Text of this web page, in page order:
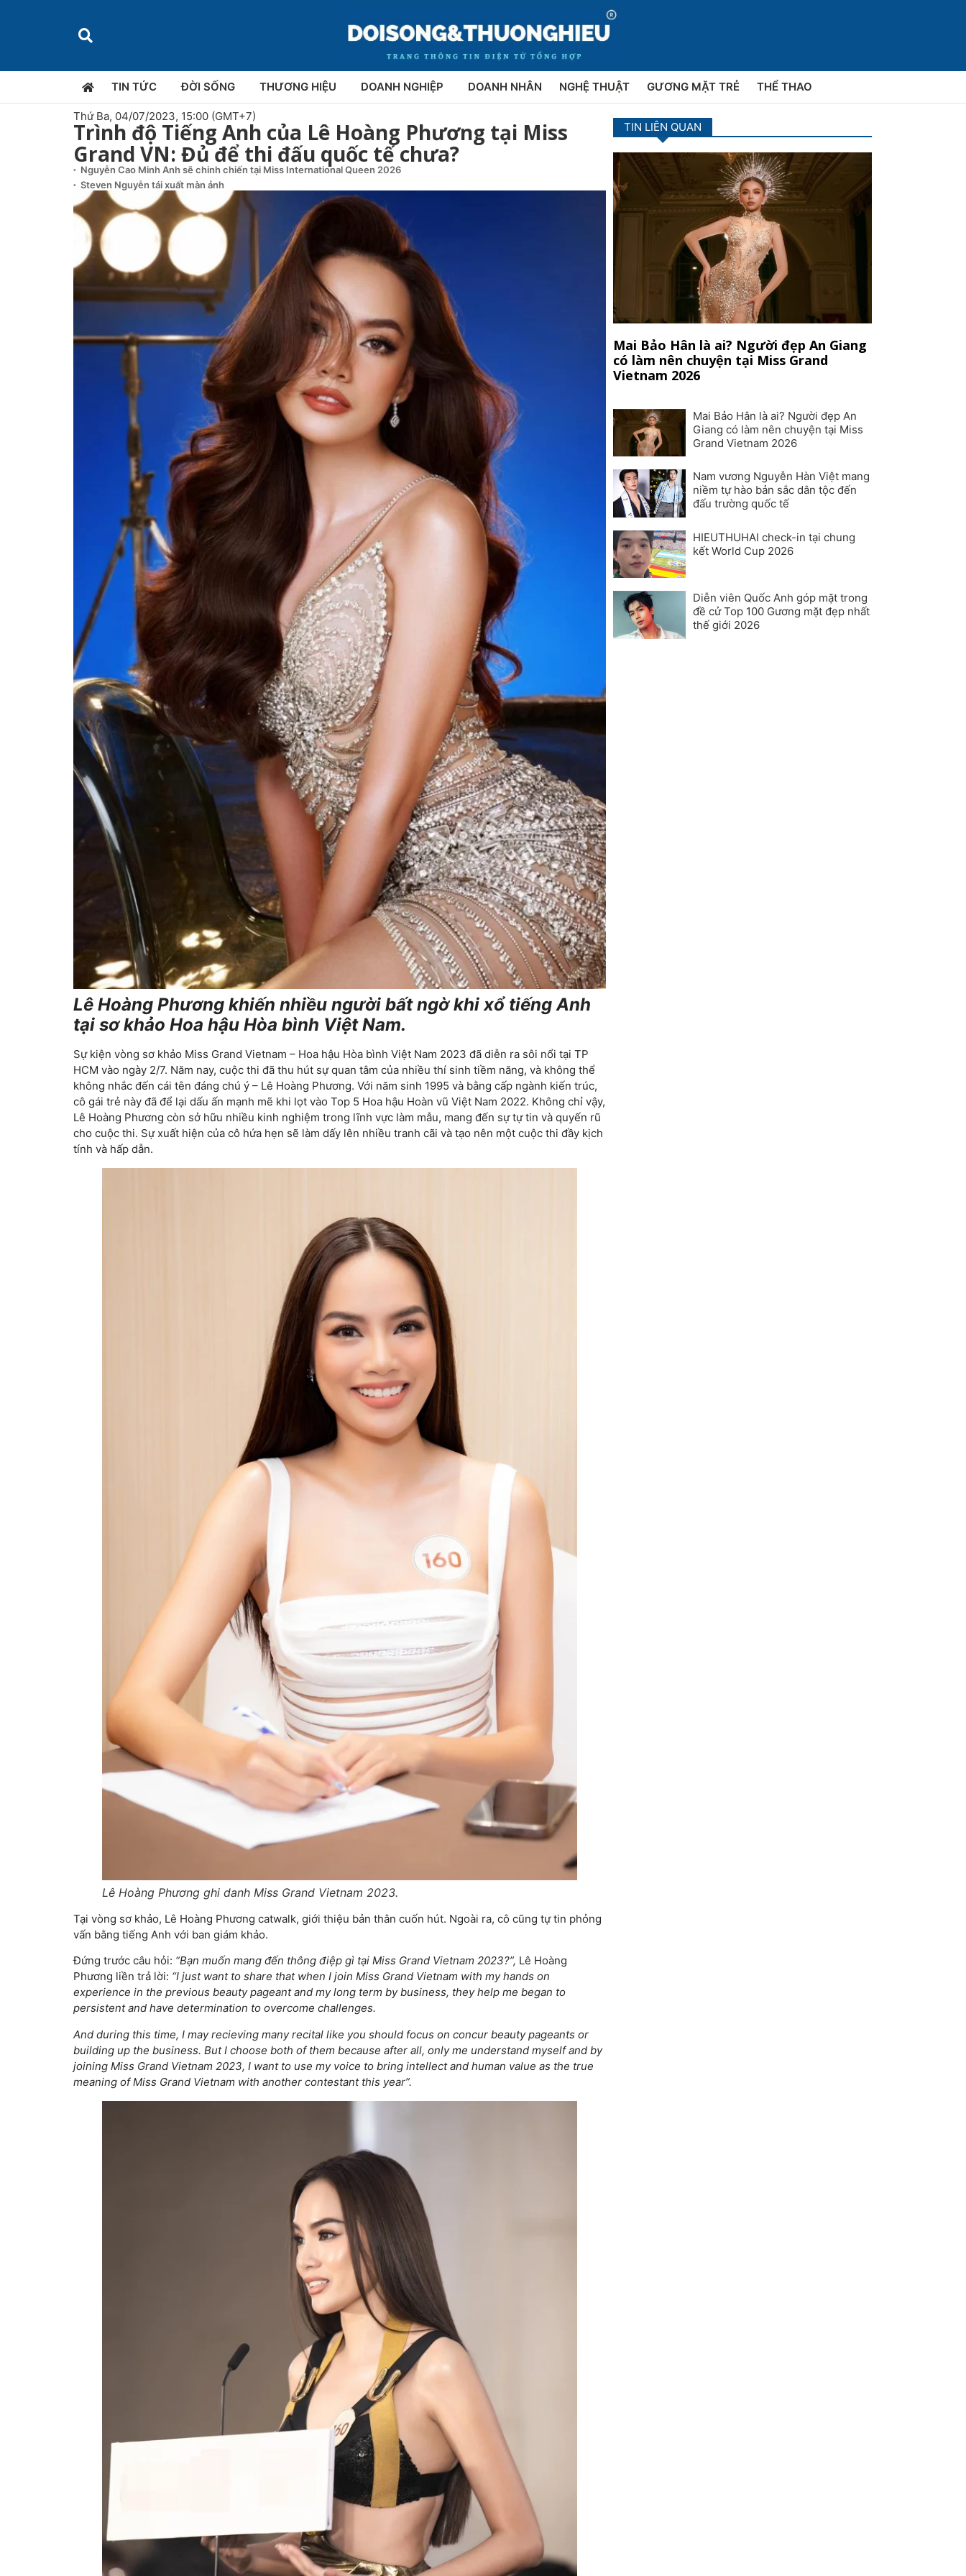
TIN TỨC ĐỜI SỐNG THƯƠNG HIỆU DOANH NGHIỆP DOANH NHÂN NGHỆ THUẬT GƯƠNG MẶT TRẺ THỂ THAO
Thứ Ba, 04/07/2023, 15:00 (GMT+7)
Trình độ Tiếng Anh của Lê Hoàng Phương tại Miss
Grand VN: Đủ để thi đấu quốc tế chưa?
Nguyễn Cao Minh Anh sẽ chinh chiến tại Miss International Queen 2026
Steven Nguyễn tái xuất màn ảnh
Lê Hoàng Phương khiến nhiều người bất ngờ khi xổ tiếng Anh
tại sơ khảo Hoa hậu Hòa bình Việt Nam.
Sự kiện vòng sơ khảo Miss Grand Vietnam – Hoa hậu Hòa bình Việt Nam 2023 đã diễn ra sôi nổi tại TP
HCM vào ngày 2/7. Năm nay, cuộc thi đã thu hút sự quan tâm của nhiều thí sinh tiềm năng, và không thể
không nhắc đến cái tên đáng chú ý – Lê Hoàng Phương. Với năm sinh 1995 và bằng cấp ngành kiến trúc,
cô gái trẻ này đã để lại dấu ấn mạnh mẽ khi lọt vào Top 5 Hoa hậu Hoàn vũ Việt Nam 2022. Không chỉ vậy,
Lê Hoàng Phương còn sở hữu nhiều kinh nghiệm trong lĩnh vực làm mẫu, mang đến sự tự tin và quyến rũ
cho cuộc thi. Sự xuất hiện của cô hứa hẹn sẽ làm dấy lên nhiều tranh cãi và tạo nên một cuộc thi đầy kịch
tính và hấp dẫn.
Lê Hoàng Phương ghi danh Miss Grand Vietnam 2023.
Tại vòng sơ khảo, Lê Hoàng Phương catwalk, giới thiệu bản thân cuốn hút. Ngoài ra, cô cũng tự tin phỏng
vấn bằng tiếng Anh với ban giám khảo.
Đứng trước câu hỏi: “Bạn muốn mang đến thông điệp gì tại Miss Grand Vietnam 2023?”, Lê Hoàng
Phương liền trả lời: “I just want to share that when I join Miss Grand Vietnam with my hands on
experience in the previous beauty pageant and my long term by business, they help me began to
persistent and have determination to overcome challenges.
And during this time, I may recieving many recital like you should focus on concur beauty pageants or
building up the business. But I choose both of them because after all, only me understand myself and by
joining Miss Grand Vietnam 2023, I want to use my voice to bring intellect and human value as the true
meaning of Miss Grand Vietnam with another contestant this year”.
TIN LIÊN QUAN
Mai Bảo Hân là ai? Người đẹp An Giang
có làm nên chuyện tại Miss Grand
Vietnam 2026
Mai Bảo Hân là ai? Người đẹp An
Giang có làm nên chuyện tại Miss
Grand Vietnam 2026
Nam vương Nguyễn Hàn Việt mang
niềm tự hào bản sắc dân tộc đến
đấu trường quốc tế
HIEUTHUHAI check-in tại chung
kết World Cup 2026
Diễn viên Quốc Anh góp mặt trong
đề cử Top 100 Gương mặt đẹp nhất
thế giới 2026